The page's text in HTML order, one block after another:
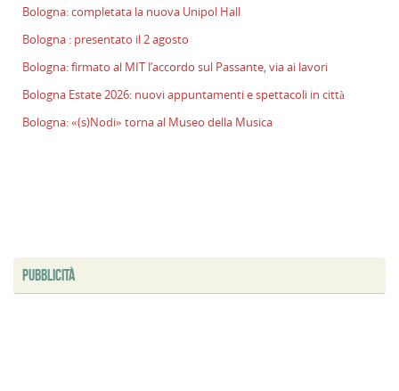
Bologna: completata la nuova Unipol Hall
Bologna : presentato il 2 agosto
Bologna: firmato al MIT l’accordo sul Passante, via ai lavori
Bologna Estate 2026: nuovi appuntamenti e spettacoli in città
Bologna: «(s)Nodi» torna al Museo della Musica
PUBBLICITÀ